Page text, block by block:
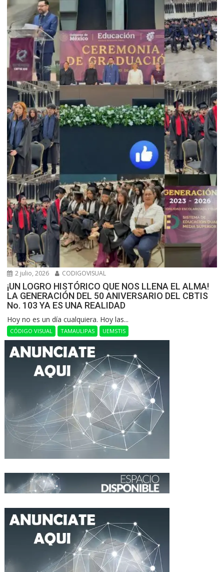
2 julio, 2026 CODIGOVISUAL
¡UN LOGRO HISTÓRICO QUE NOS LLENA EL ALMA!
LA GENERACIÓN DEL 50 ANIVERSARIO DEL CBTIS
No. 103 YA ES UNA REALIDAD
Hoy no es un día cualquiera. Hoy las...
CÓDIGO VISUAL TAMAULIPAS UEMSTIS